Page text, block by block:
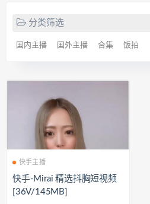
分类筛选
国内主播 国外主播 合集 饭拍
快手主播
快手-Mirai 精选抖胸短视频
[36V/145MB]